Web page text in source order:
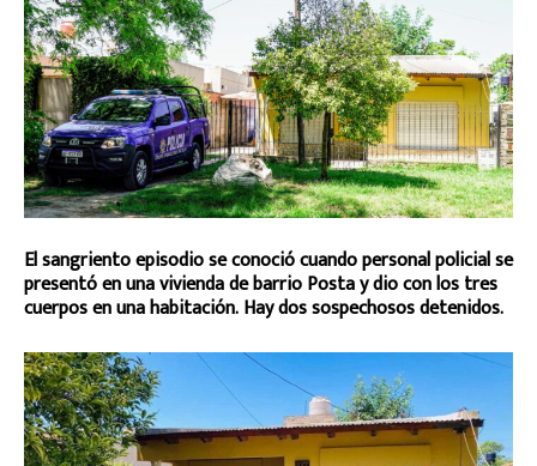
El sangriento episodio se conoció cuando personal policial se
presentó en una vivienda de barrio Posta y dio con los tres
cuerpos en una habitación. Hay dos sospechosos detenidos.